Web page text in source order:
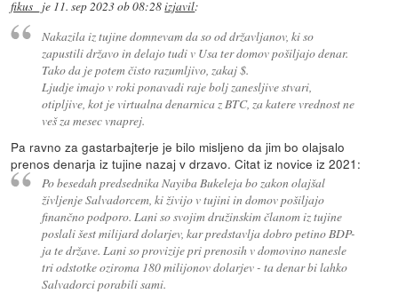
fikus_ je 11. sep 2023 ob 08:28izjavil:
Nakazila iz tujine domnevam da so od državljanov, ki so
zapustili državo in delajo tudi v Usa ter domov pošiljajo denar.
Tako da je potem čisto razumljivo, zakaj $.
Ljudje imajo v roki ponavadi raje bolj zanesljive stvari,
otipljive, kot je virtualna denarnica z BTC, za katere vrednost ne
veš za mesec vnaprej.
Pa ravno za gastarbajterje je bilo misljeno da jim bo olajsalo
prenos denarja iz tujine nazaj v drzavo. Citat iz novice iz 2021:
Po besedah predsednika Nayiba Bukeleja bo zakon olajšal
življenje Salvadorcem, ki živijo v tujini in domov pošiljajo
finančno podporo. Lani so svojim družinskim članom iz tujine
poslali šest milijard dolarjev, kar predstavlja dobro petino BDP-
ja te države. Lani so provizije pri prenosih v domovino nanesle
tri odstotke oziroma 180 milijonov dolarjev - ta denar bi lahko
Salvadorci porabili sami.